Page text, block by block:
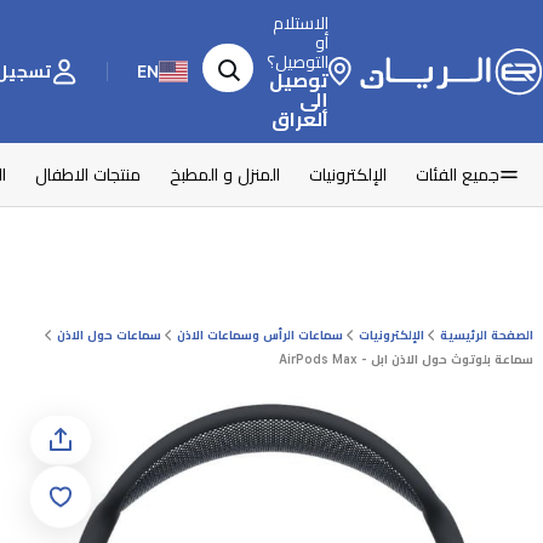
الاستلام
أو
التوصيل؟
توصيل
إلى
العراق
EN تسجيل
جميع الفئات الإلكترونيات المنزل و المطبخ منتجات الاطفال
الصفحة الرئيسية الإلكترونيات سماعات الرأس وسماعات الاذن
سماعات حول الاذن
سماعة بلوتوث حول الاذن ابل - AirPods Max